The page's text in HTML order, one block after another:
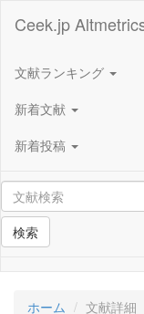
Ceek.jp
文献ランキング
新着文献
新着投稿
検索
ホーム 文献詳細